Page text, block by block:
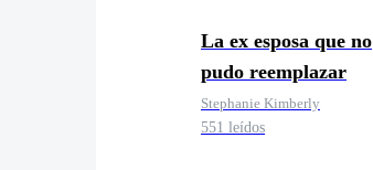
La ex esposa que no
pudo reemplazar
Stephanie Kimberly
551 leídos